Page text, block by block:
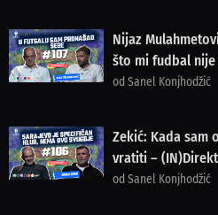
Nijaz
što mi fudbal
od Sanel Konjhodžić
Zekić: Kada sam
vratiti – (IN)Direkt
od Sanel Konjhodžić